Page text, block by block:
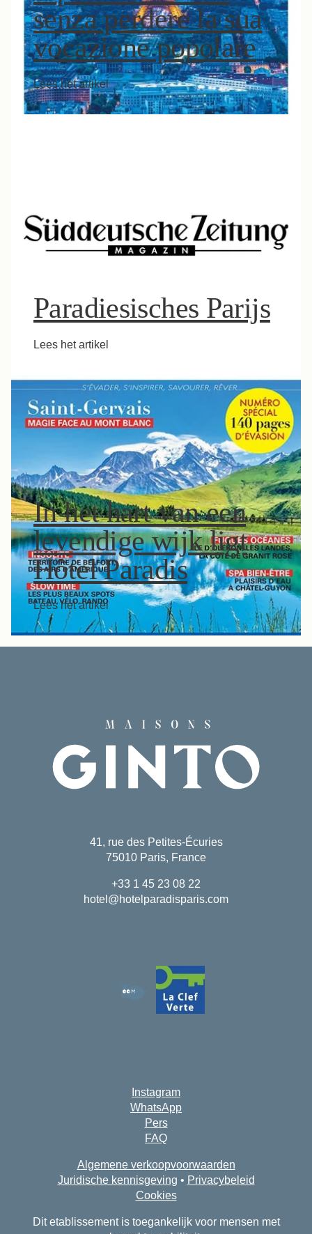
senza perdere la sua
vocazione popolare
Lees het artikel
Paradiesisches Parijs
Lees het artikel
In het hart van een
levendige wijk ligt
Hôtel Paradis
Lees het artikel
Instagram
WhatsApp
Pers
FAQ
Algemene verkoopvoorwaarden
Juridische kennisgeving • Privacybeleid
Cookies
Dit etablissement is toegankelijk voor mensen met
41, rue des Petites-Écuries
75010 Paris, France
+33 1 45 23 08 22
hotel@hotelparadisparis.com